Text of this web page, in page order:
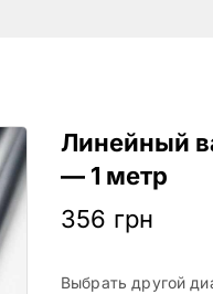
Линейный
— 1 метр
356 грн
Выбрать другой